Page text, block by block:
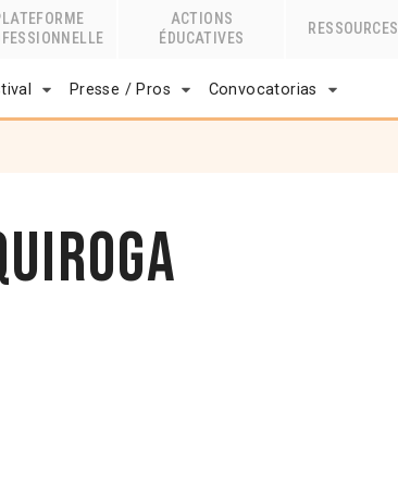
ACTIONS
ÉDUCATIVES
RESSOURCES
Presse / Pros Convocatorias